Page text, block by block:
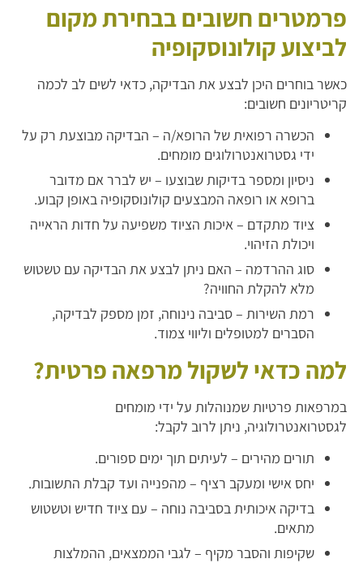
פרמטרים חשובים בבחירת מקום
לביצוע קולונוסקופיה
כאשר בוחרים היכן לבצע את הבדיקה, כדאי לשים לב לכמה
קריטריונים חשובים:
הכשרה רפואית של הרופא/ה – הבדיקה מבוצעת רק על
ידי גסטרואנטרולוגים מומחים.
ניסיון ומספר בדיקות שבוצעו – יש לברר אם מדובר
ברופא או רופאה המבצעים קולונוסקופיה באופן קבוע.
ציוד מתקדם – איכות הציוד משפיעה על חדות הראייה
ויכולת הזיהוי.
סוג ההרדמה – האם ניתן לבצע את הבדיקה עם טשטוש
מלא להקלת החוויה?
רמת השירות – סביבה נינוחה, זמן מספק לבדיקה,
הסברים למטופלים וליווי צמוד.
למה כדאי לשקול מרפאה פרטית?
במרפאות פרטיות שמנוהלות על ידי מומחים
לגסטרואנטרולוגיה, ניתן לרוב לקבל:
תורים מהירים – לעיתים תוך ימים ספורים.
יחס אישי ומעקב רציף – מהפנייה ועד קבלת התשובות.
בדיקה איכותית בסביבה נוחה – עם ציוד חדיש וטשטוש
מתאים.
שקיפות והסבר מקיף – לגבי הממצאים, ההמלצות